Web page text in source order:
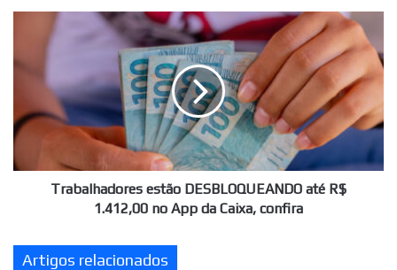
Trabalhadores
DESBLOQUEANDO
1.412,00
no
da
Trabalhadores estão DESBLOQUEANDO até R$
1.412,00 no App da Caixa, confira
Artigos relacionados